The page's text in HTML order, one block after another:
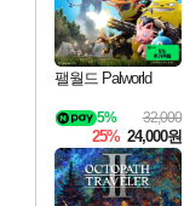
팰월드 Palworld
32,000
5%
25% 24,000원